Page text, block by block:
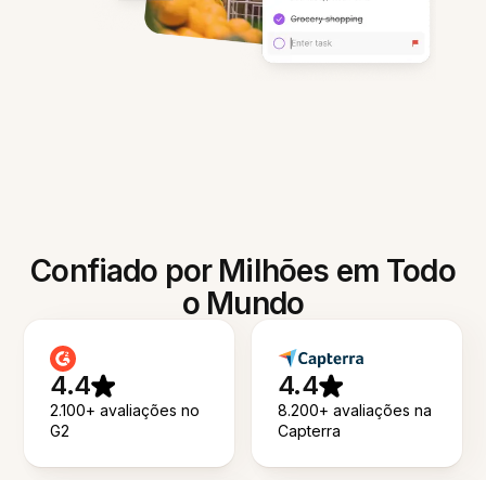
Confiado por Milhões em Todo
o Mundo
4.4
2.100+ avaliações no
G2
4.4
8.200+ avaliações na
Capterra